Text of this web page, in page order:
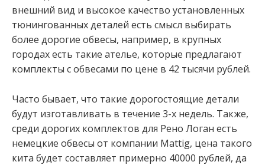
внешний вид и высокое качество установленных
тюнингованных деталей есть смысл выбирать
более дорогие обвесы, например, в крупных
городах есть такие ателье, которые предлагают
комплекты с обвесами по цене в 42 тысячи рублей.
Часто бывает, что такие дорогостоящие детали
будут изготавливать в течение 3-х недель. Также,
среди дорогих комплектов для Рено Логан есть
немецкие обвесы от компании Mattig, цена такого
кита будет составляет примерно 40000 рублей, да